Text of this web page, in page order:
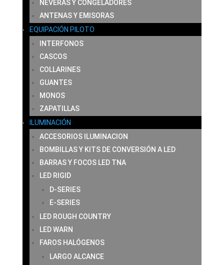
NEVERAS Y CONGELADORES
ANTENAS Y EMISORAS
EQUIPACIÓN PILOTO
INTERFONOS
CASCOS
COLLARINES
GUANTES
MONOS
ZAPATILLAS
ILUMINACIÓN
ACCESORIOS ILUMINACION
BOMBILLAS Y KITS DE CONVERSIÓN A LED
BARRAS Y FOCOS LED TNA
LED RIGID
D-SERIES
E-SERIES
LED ROUGH COUNTRY
LED WARN
FAROS HALÓGENOS
LARGO ALCANCE